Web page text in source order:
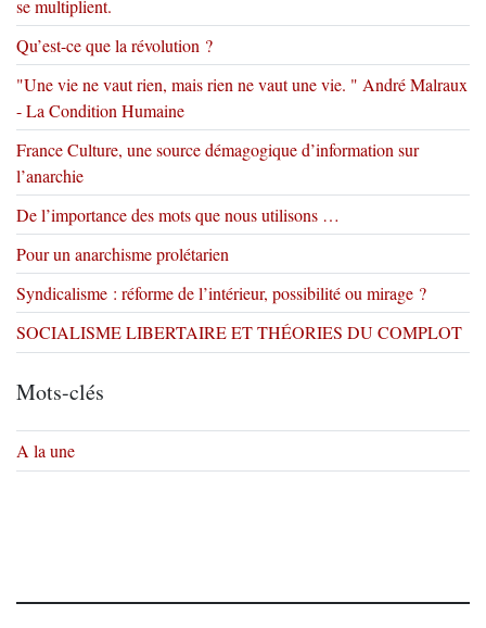
se multiplient.
Qu’est-ce que la révolution ?
"Une vie ne vaut rien, mais rien ne vaut une vie. " André Malraux
- La Condition Humaine
France Culture, une source démagogique d’information sur
l’anarchie
De l’importance des mots que nous utilisons …
Pour un anarchisme prolétarien
Syndicalisme : réforme de l’intérieur, possibilité ou mirage ?
SOCIALISME LIBERTAIRE ET THÉORIES DU COMPLOT
Mots-clés
A la une